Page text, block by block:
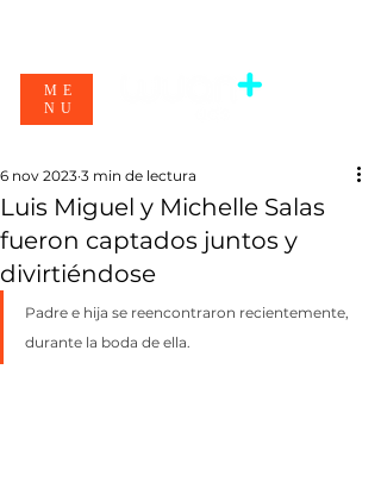
ME
NU
Luis Miguel y Michelle Salas
fueron captados juntos y
divirtiéndose
6 nov 2023 3 min de lectura
Padre e hija se reencontraron recientemente,
durante la boda de ella.